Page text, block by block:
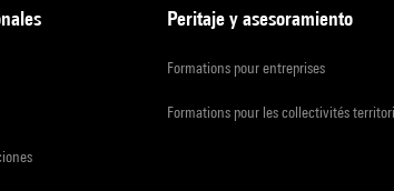
Peritaje y asesoramiento
Formations pour entreprises
Formations pour les collectivités